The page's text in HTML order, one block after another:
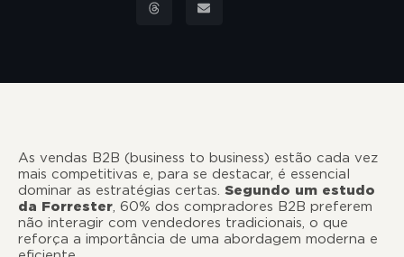
As vendas B2B (business to business) estão cada vez
mais competitivas e, para se destacar, é essencial
dominar as estratégias certas. Segundo um estudo
da Forrester, 60% dos compradores B2B preferem
não interagir com vendedores tradicionais, o que
reforça a importância de uma abordagem moderna e